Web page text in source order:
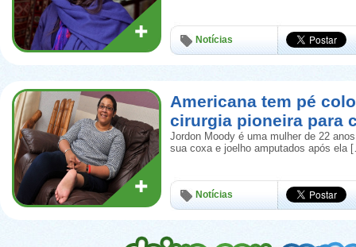
Notícias
Americana tem pé
cirurgia pioneira para
Jordon Moody é uma mulher de 22
sua coxa e joelho amputados após ela
Notícias